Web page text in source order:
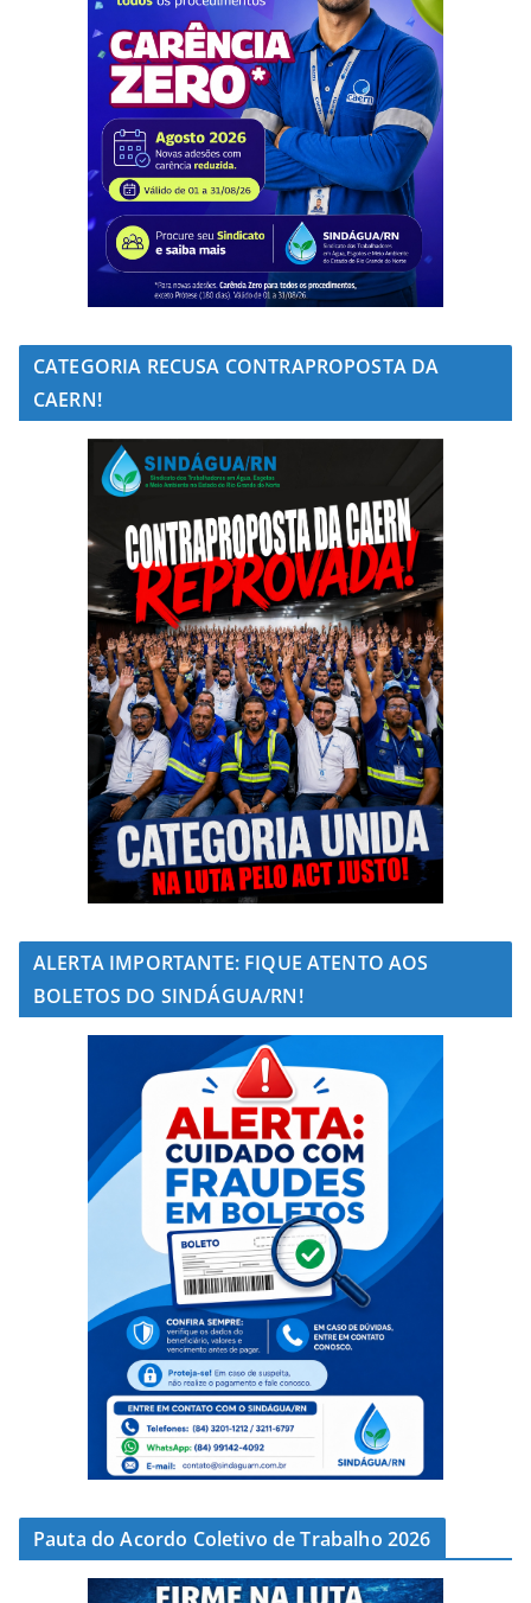
CATEGORIA RECUSA CONTRAPROPOSTA DA
CAERN!
ALERTA IMPORTANTE: FIQUE ATENTO AOS
BOLETOS DO SINDÁGUA/RN!
Pauta do Acordo Coletivo de Trabalho 2026